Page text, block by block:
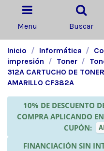
Menu Buscar
Inicio Informática
impresión
Toner
312A CARTUCHO DE
AMARILLO CF382A
10% DE DESCUENTO
COMPRA APLICANDO
CUPÓN:
FINANCIACIÓN SIN